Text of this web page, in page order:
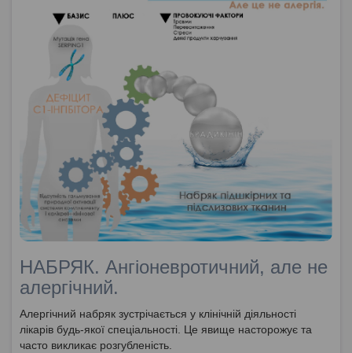
НАБРЯК. Ангіоневротичний, але не
алергічний.
Алергічний набряк зустрічається у клінічній діяльності
лікарів будь-якої спеціальності. Це явище насторожує та
часто викликає розгубленість.